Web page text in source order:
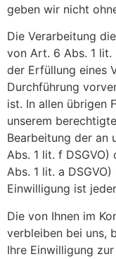
geben wir nicht
Die Verarbeitung
von Art. 6 Abs. 1 lit.
der Erfüllung eines
Durchführung
ist. In allen übrigen
unserem
Bearbeitung der an
Abs. 1 lit. f
Abs. 1 lit. a
Einwilligung ist
Die von Ihnen im
verbleiben bei uns,
Ihre Einwilligung